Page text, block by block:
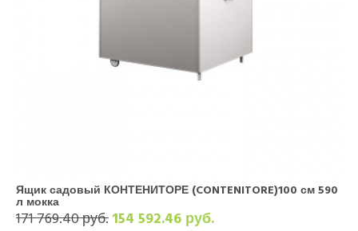
Ящик садовый КОНТЕНИТОРЕ (CONTENITORE)100 см 590
л мокка
171 769.40 руб.154 592.46 руб.